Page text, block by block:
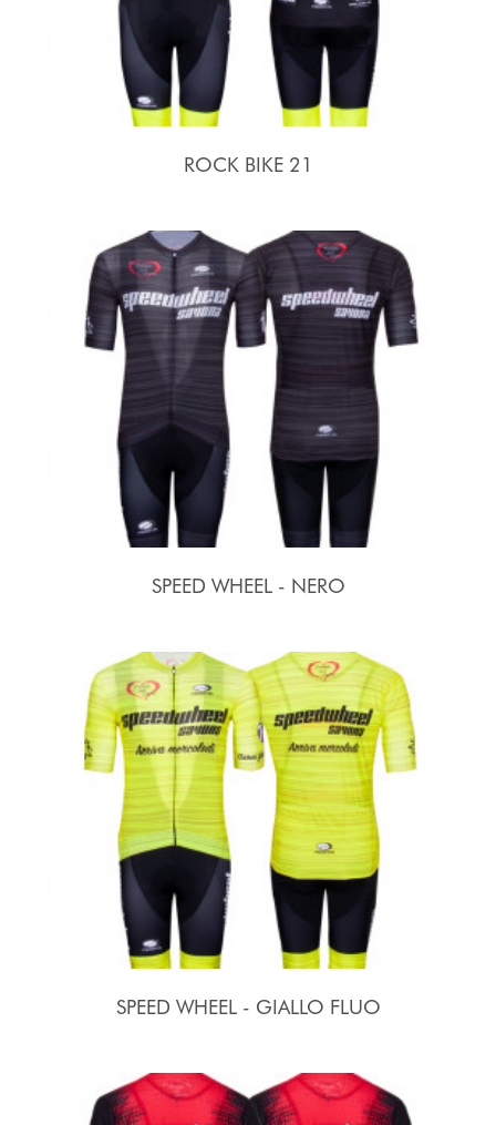
ROCK BIKE 21
SPEED WHEEL - NERO
SPEED WHEEL - GIALLO FLUO